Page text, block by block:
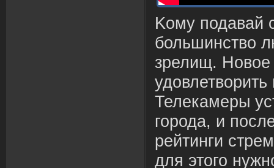
Kому подавай
большинство
зрелищ. Новое
удовлетворить
Телекамеры
города, и
рейтинги
для этого